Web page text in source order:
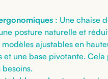
: Une chaise
posture naturelle et
modèles ajustables en
et une base pivotante.
besoins.